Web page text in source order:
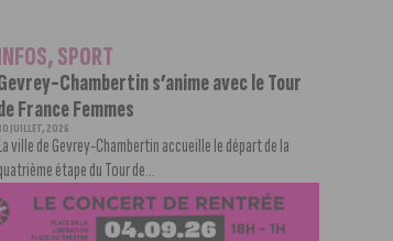
,SPORT
Chambertin s’anime avec le Tour
France Femmes
JUILLET, 2026
ville de Gevrey-Chambertin accueille le départ de la
étape du Tour de...